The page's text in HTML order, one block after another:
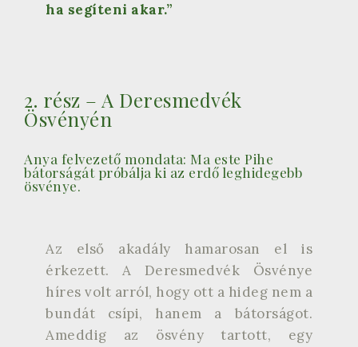
ha segíteni akar.”
2. rész – A Deresmedvék
Ösvényén
Anya felvezető mondata: Ma este Pihe
bátorságát próbálja ki az erdő leghidegebb
ösvénye.
Az első akadály hamarosan el is
érkezett. A Deresmedvék Ösvénye
híres volt arról, hogy ott a hideg nem a
bundát csípi, hanem a bátorságot.
Ameddig az ösvény tartott, egy